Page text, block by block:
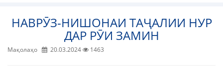
НАВРӮЗ-НИШОНАИ ТАҶАЛИИ НУР
ДАР РӮИ ЗАМИН
Мақолаҳо 20.03.2024 1463